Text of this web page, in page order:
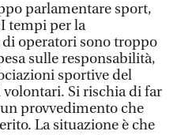
parlamentare sport,
tempi per la
operatori sono troppo
sulle responsabilità,
sportive del
Si rischia di far
provvedimento che
La situazione è che